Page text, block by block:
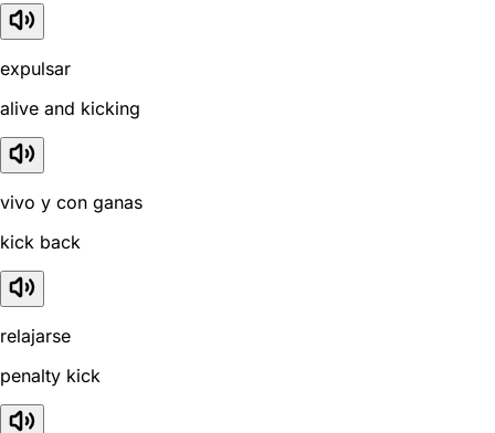
expulsar
alive and kicking
vivo y con ganas
kick back
relajarse
penalty kick